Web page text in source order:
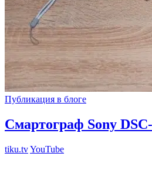
Публикация в блоге
Смартограф Sony
tiku.tvYouTube